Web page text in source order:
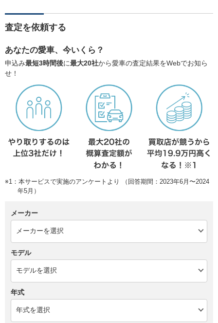
査定を依頼する
あなたの愛車、今いくら？
申込み最短3時間後に最大20社から愛車の査定結果をWebでお知ら
せ！
※1：本サービスで実施のアンケートより （回答期間：2023年6月〜2024
年5月）
メーカー
モデル
年式